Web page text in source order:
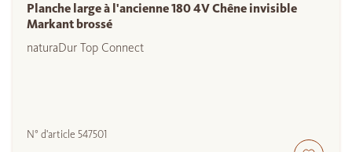
Planche large à l'ancienne 180 4V Chêne invisible
Markant brossé
naturaDur Top Connect
N° d'article 547501